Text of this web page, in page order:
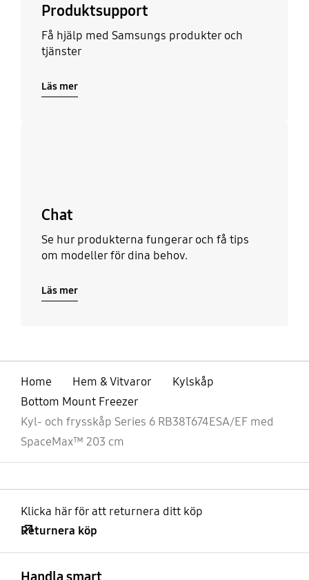
Produktsupport
Få hjälp med Samsungs produkter och
tjänster
Läs mer
Chat
Se hur produkterna fungerar och få tips
om modeller för dina behov.
Läs mer
Home Hem & Vitvaror
Kylskåp
Bottom Mount Freezer
Kyl- och frysskåp Series 6 RB38T674ESA/EF med
SpaceMax™ 203 cm
Klicka här för att returnera ditt köp
Returnera köp